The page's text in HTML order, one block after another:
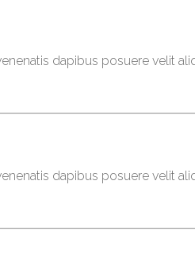
dapibus posuere velit
dapibus posuere velit